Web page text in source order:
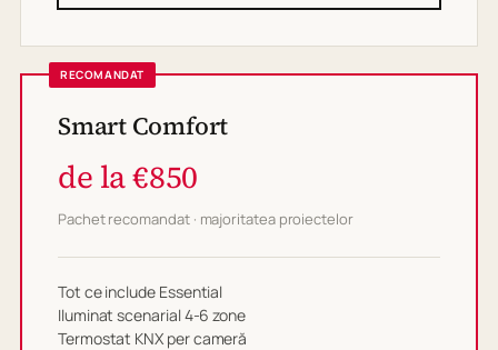
RECOMANDAT
Smart Comfort
de la €850
Pachet recomandat · majoritatea proiectelor
Tot ce include Essential
Iluminat scenarial 4-6 zone
Termostat KNX per cameră